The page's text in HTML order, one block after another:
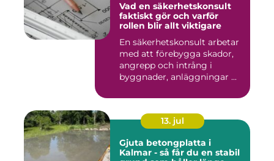
Vad en säkerhetskonsult
faktiskt gör och varför
rollen blir allt viktigare
En säkerhetskonsult arbetar
med att förebygga skador,
angrepp och intrång i
byggnader, anläggningar ...
13. jul
Gjuta betongplatta i
Kalmar - så får du en stabil